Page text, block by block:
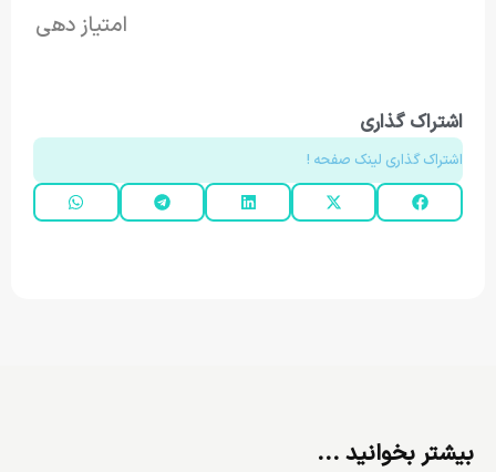
امتیاز دهی
اشتراک گذاری
اشتراک گذاری لینک صفحه !
بیشتر بخوانید ...